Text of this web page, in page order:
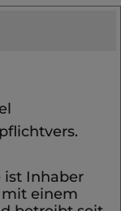
ist Inhaber
einem